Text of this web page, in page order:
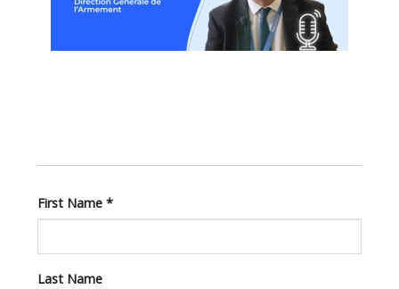
First Name *
Last Name